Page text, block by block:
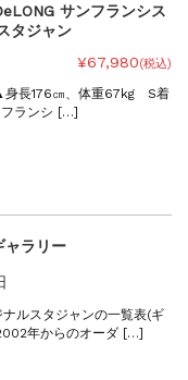
サンフランシス
タジャン
¥67,980(税込)
身長176㎝、体重67kg S着
フランシ […]
ラリー
ルスタジャンの一覧表(ギ
年からのオーダ […]